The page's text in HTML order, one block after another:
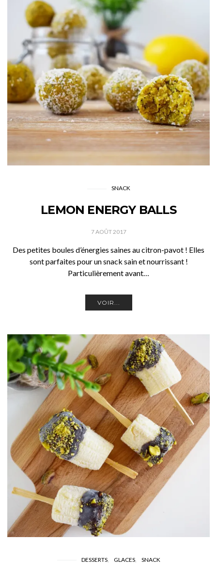
SNACK
LEMON ENERGY BALLS
7 AOÛT 2017
Des petites boules d’énergies saines au citron-pavot ! Elles
sont parfaites pour un snack sain et nourrissant !
Particulièrement avant…
VOIR...
DESSERTS GLACES SNACK